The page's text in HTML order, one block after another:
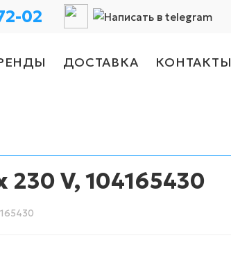
02
ДОСТАВКА КОНТАКТЫ
230 V, 104165430